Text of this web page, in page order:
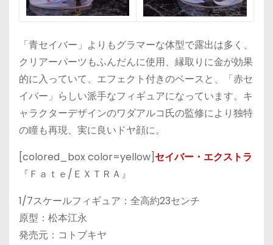
「青セイバー」よりもグラマーな体型で露出は多く、
クリアーパーツもふんだんに使用、縁取りに金が効果
的に入っていて、エフェクト付きのベースと、「赤セ
イバー」らしい派手なフィギュアになっています。キ
ャラクターデザインのワダアルコ氏の監修により独特
の瞳も再現、実に良いドヤ顔に。
[colored_box color=yellow]セイバー・エクストラ
『Ｆａｔｅ/ＥＸＴＲＡ』
1/7スケールフィギュア：全高約23センチ
原型：松本江永
発売元：コトブキヤ